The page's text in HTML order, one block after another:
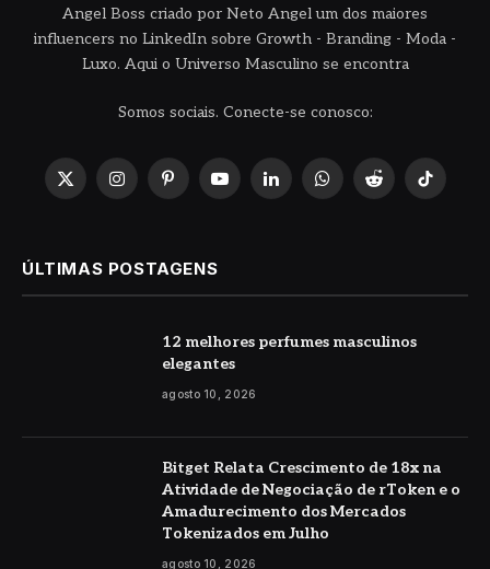
Angel Boss criado por Neto Angel um dos maiores
influencers no LinkedIn sobre Growth - Branding - Moda -
Luxo. Aqui o Universo Masculino se encontra
Somos sociais. Conecte-se conosco:
X
InstagramPinterestYouTubeLinkedInWhatsApp
Reddit TikTok
ÚLTIMAS POSTAGENS
12 melhores perfumes masculinos
elegantes
agosto 10, 2026
Bitget Relata Crescimento de 18x na
Atividade de Negociação de rToken e o
Amadurecimento dos Mercados
Tokenizados em Julho
agosto 10, 2026